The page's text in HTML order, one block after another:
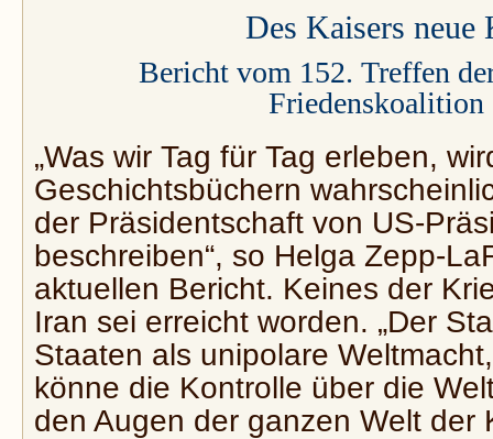
Des Kaisers neue
Bericht vom 152. Treffen
Friedenskoalition
„Was wir Tag für Tag erleben,
Geschichtsbüchern
der Präsidentschaft von US-
beschreiben“, so Helga Zepp-
aktuellen Bericht. Keines der
Iran sei erreicht worden. „Der
Staaten als unipolare
könne die Kontrolle über die
den Augen der ganzen Welt der